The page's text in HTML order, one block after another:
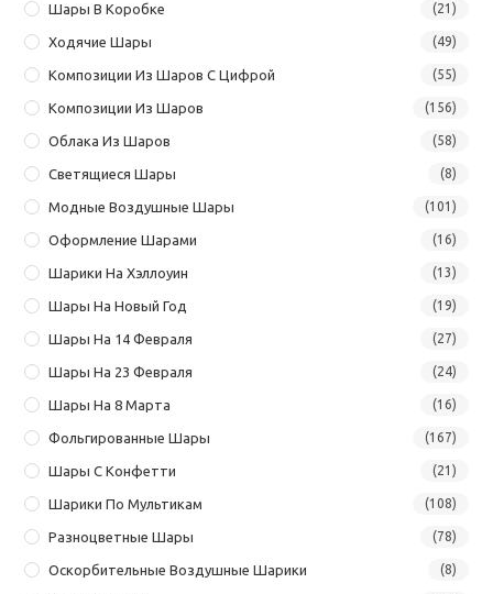
Шары В Коробке (21)
Ходячие Шары (49)
Композиции Из Шаров С Цифрой (55)
Композиции Из Шаров (156)
Облака Из Шаров (58)
Светящиеся Шары (8)
Модные Воздушные Шары (101)
Оформление Шарами (16)
Шарики На Хэллоуин (13)
Шары На Новый Год (19)
Шары На 14 Февраля (27)
Шары На 23 Февраля (24)
Шары На 8 Марта (16)
Фольгированные Шары (167)
Шары С Конфетти (21)
Шарики По Мультикам (108)
Разноцветные Шары (78)
Оскорбительные Воздушные Шарики (8)